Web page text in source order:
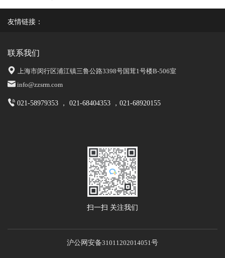
友情链接：
联系我们
上海市闵行区浦江镇三鲁公路3398号国茸1号楼B-506室
info@zzsrm.com
021-58979353 ， 021-68404353 ，021-68920155
扫一扫 关注我们
沪公网安备31011202014051号